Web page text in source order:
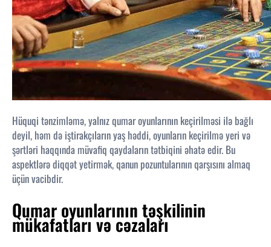
Hüquqi tənzimləmə, yalnız qumar oyunlarının keçirilməsi ilə bağlı
deyil, həm də iştirakçıların yaş həddi, oyunların keçirilmə yeri və
şərtləri haqqında müvafiq qaydaların tətbiqini əhatə edir. Bu
aspektlərə diqqət yetirmək, qanun pozuntularının qarşısını almaq
üçün vacibdir.
Qumar oyunlarının təşkilinin
mükafatları və cəzaları